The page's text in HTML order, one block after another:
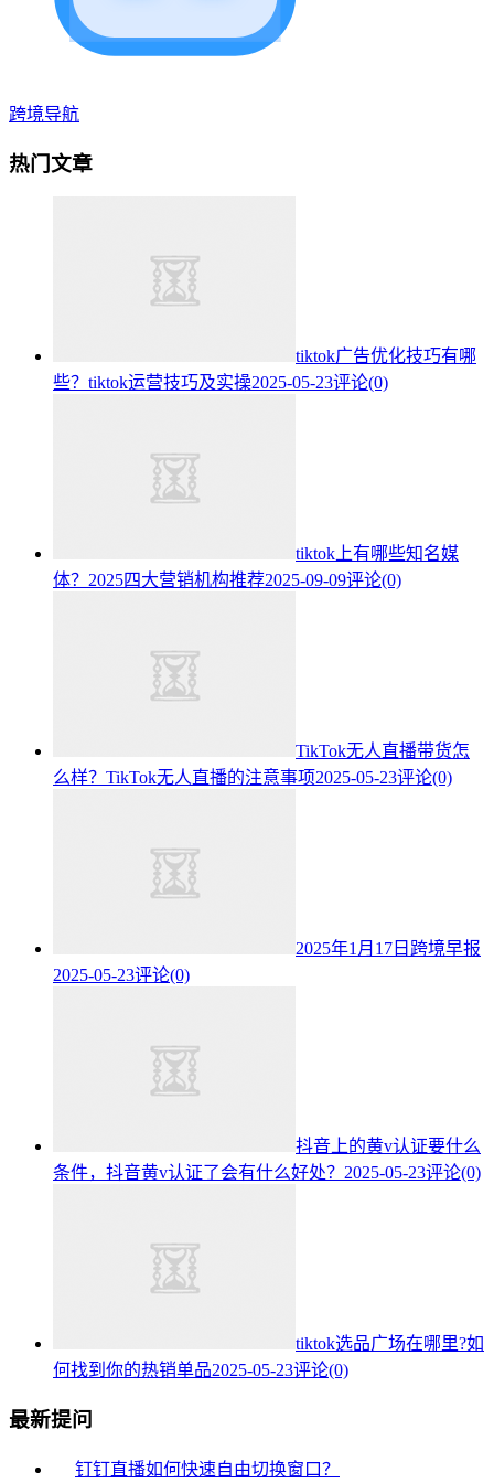
跨境导航
热门文章
tiktok广告优化技巧有哪
些？tiktok运营技巧及实操2025-05-23评论(0)
tiktok上有哪些知名媒
体？2025四大营销机构推荐2025-09-09评论(0)
TikTok无人直播带货怎
么样？TikTok无人直播的注意事项2025-05-23评论(0)
2025年1月17日跨境早报
2025-05-23评论(0)
抖音上的黄v认证要什么
条件，抖音黄v认证了会有什么好处？ 2025-05-23评论(0)
tiktok选品广场在哪里?如
何找到你的热销单品2025-05-23评论(0)
最新提问
钉钉直播如何快速自由切换窗口？